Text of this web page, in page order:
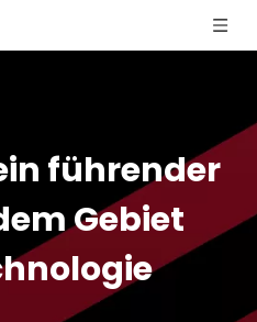
führender
Gebiet